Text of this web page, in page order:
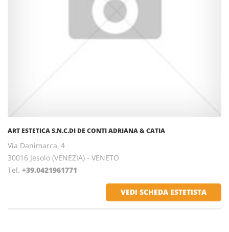
ART ESTETICA S.N.C.DI DE CONTI ADRIANA & CATIA
Via Danimarca, 4
30016 Jesolo (VENEZIA) - VENETO
Tel. +39.0421961771
VEDI SCHEDA ESTETISTA